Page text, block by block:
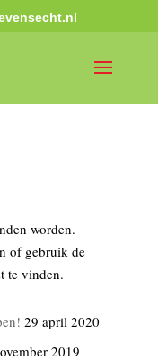
worden.
of gebruik de
te vinden.
29 april 2020
2019